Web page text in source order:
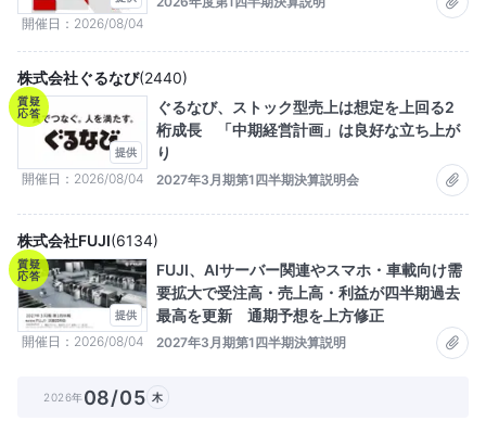
開催日 2026/08/04
質疑
応答
提供
開催日 2026/08/04
株式会社ぐるなび(2440)
ぐるなび、ストック型売上は想定を上回る2
桁成長 「中期経営計画」は良好な立ち上が
り
2027年3月期第1四半期決算説明会
質疑
応答
提供
開催日 2026/08/04
株式会社FUJI(6134)
FUJI、AIサーバー関連やスマホ・車載向け需
要拡大で受注高・売上高・利益が四半期過去
最高を更新 通期予想を上方修正
2027年3月期第1四半期決算説明
2026年08/05 木